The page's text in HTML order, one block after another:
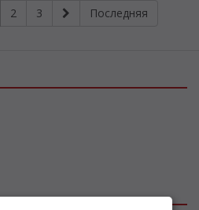
2 3 Последняя